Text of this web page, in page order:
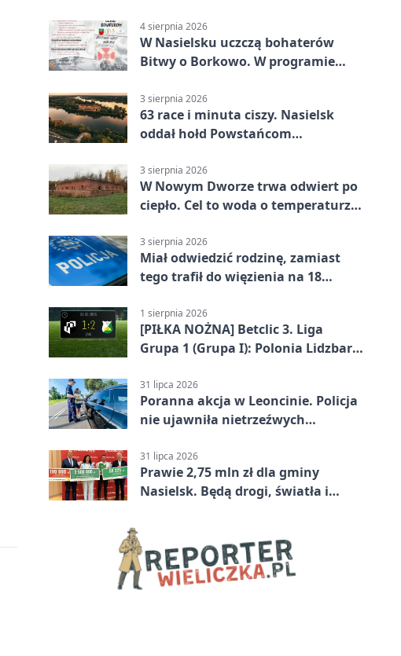
4 sierpnia 2026
W Nasielsku uczczą bohaterów
Bitwy o Borkowo. W programie
3 sierpnia 2026
63 race i minuta ciszy. Nasielsk
oddał hołd Powstańcom
3 sierpnia 2026
W Nowym Dworze trwa odwiert po
ciepło. Cel to woda o temperaturze
3 sierpnia 2026
Miał odwiedzić rodzinę, zamiast
tego trafił do więzienia na 18
1 sierpnia 2026
[PIŁKA NOŻNA] Betclic 3. Liga
Grupa 1 (Grupa I): Polonia Lidzbark
Mazowiecki 1:2
31 lipca 2026
Poranna akcja w Leoncinie. Policja
nie ujawniła nietrzeźwych
31 lipca 2026
Prawie 2,75 mln zł dla gminy
Nasielsk. Będą drogi, światła i